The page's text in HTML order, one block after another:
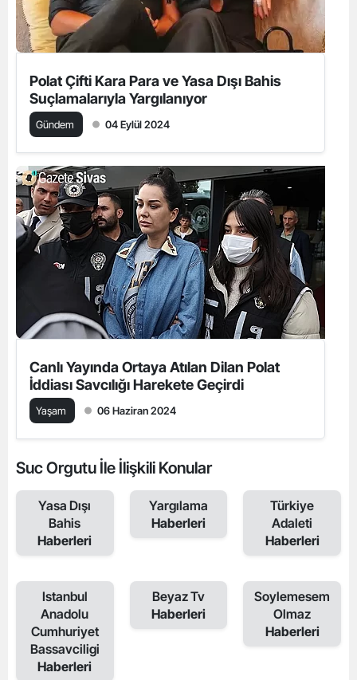
Polat Çifti Kara Para ve Yasa Dışı Bahis
Suçlamalarıyla Yargılanıyor
Gündem 04 Eylül 2024
Canlı Yayında Ortaya Atılan Dilan Polat
İddiası Savcılığı Harekete Geçirdi
Yaşam 06 Haziran 2024
Suc Orgutu İle İlişkili Konular
Yasa Dışı
Bahis
Haberleri
Yargılama
Haberleri
Türkiye
Adaleti
Haberleri
Istanbul
Anadolu
Cumhuriyet
Bassavciligi
Haberleri
Beyaz Tv
Haberleri
Soylemesem
Olmaz
Haberleri